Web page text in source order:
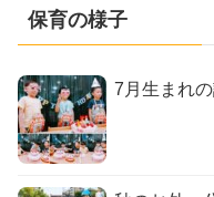
保育の様子
7月生まれ